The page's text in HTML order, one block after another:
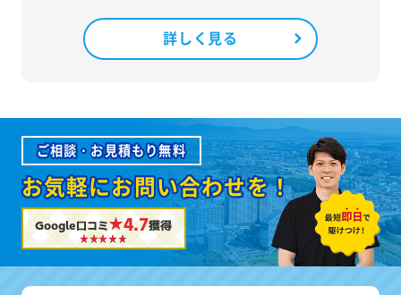
詳しく見る
ご相談・お見積もり無料
お気軽にお問い合わせを！
Google口コミ★4.7獲得